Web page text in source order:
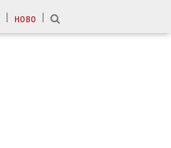
| ново |